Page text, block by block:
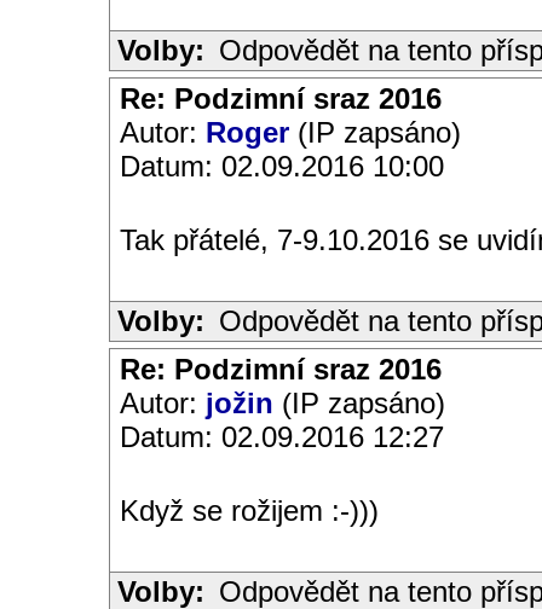
Volby: Odpovědět na tento
Re: Podzimní sraz 2016
Autor: Roger (IP zapsáno)
Datum: 02.09.2016 10:00
Tak přátelé, 7-9.10.2016 se
Volby: Odpovědět na tento
Re: Podzimní sraz 2016
Autor: jožin (IP zapsáno)
Datum: 02.09.2016 12:27
Když se rožijem :-)))
Volby: Odpovědět na tento